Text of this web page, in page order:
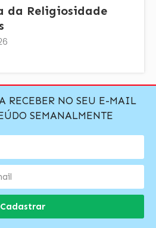
da Religiosidade
RECEBER NO SEU E-MAIL
SEMANALMENTE
Cadastrar